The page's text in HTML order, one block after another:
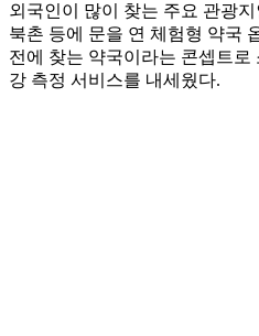
외국인이 많이 찾는 주요 관광
북촌 등에 문을 연 체험형 약국
전에 찾는 약국이라는 콘셉트로
강 측정 서비스를 내세웠다.